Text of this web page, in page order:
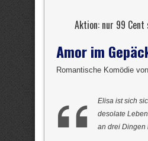
Aktion: nur 99
Amor im
Romantische Komödie
Elisa ist sich
desolate
an drei